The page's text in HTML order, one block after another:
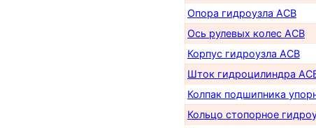
Опора гидроузла ACB
Ось рулевых колес ACB
Корпус гидроузла ACB
Шток гидроцилиндра
Колпак подшипника
Кольцо стопорное